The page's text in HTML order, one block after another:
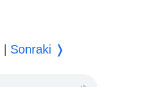
Sonraki ❭